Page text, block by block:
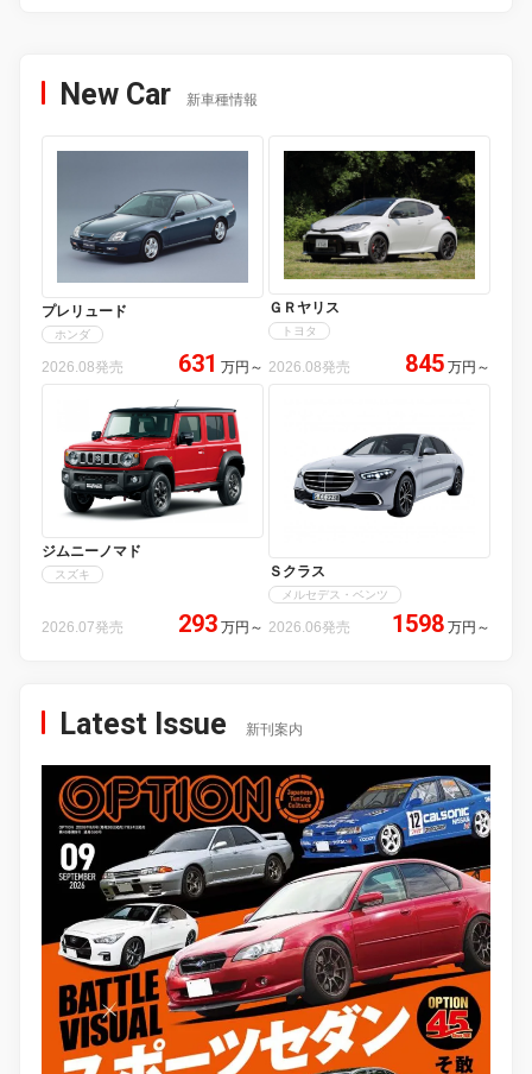
New Car 新車種情報
プレリュード
ホンダ
2026.08発売 631 万円 ～
ＧＲヤリス
トヨタ
2026.08発売 845 万円 ～
ジムニーノマド
スズキ
2026.07発売 293 万円 ～
Ｓクラス
メルセデス・ベンツ
2026.06発売 1598 万円 ～
Latest Issue 新刊案内